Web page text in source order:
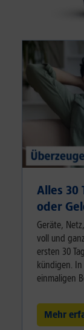
Alles 30
oder
Geräte,
voll und
ersten 30
kündigen.
einmaligen
Mehr